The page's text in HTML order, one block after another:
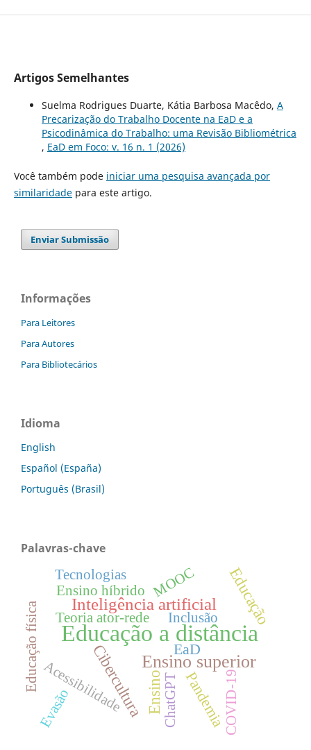
Artigos Semelhantes
Suelma Rodrigues Duarte, Kátia Barbosa Macêdo, A
Precarização do Trabalho Docente na EaD e a
Psicodinâmica do Trabalho: uma Revisão Bibliométrica
, EaD em Foco: v. 16 n. 1 (2026)
Você também pode iniciar uma pesquisa avançada por
similaridadepara este artigo.
Enviar Submissão
Informações
Para Leitores
Para Autores
Para Bibliotecários
Idioma
English
Español (España)
Português (Brasil)
Palavras-chave
Educação a distância
Ensino superior
Inteligência artificial Educação
Ensino
Cibercultura EaD
Pandemia
Inclusão
Acessibilidade
Ensino híbrido
COVID-19
MOOC
Educação física
Evasão ChatGPT
Teoria ator-rede
Tecnologias